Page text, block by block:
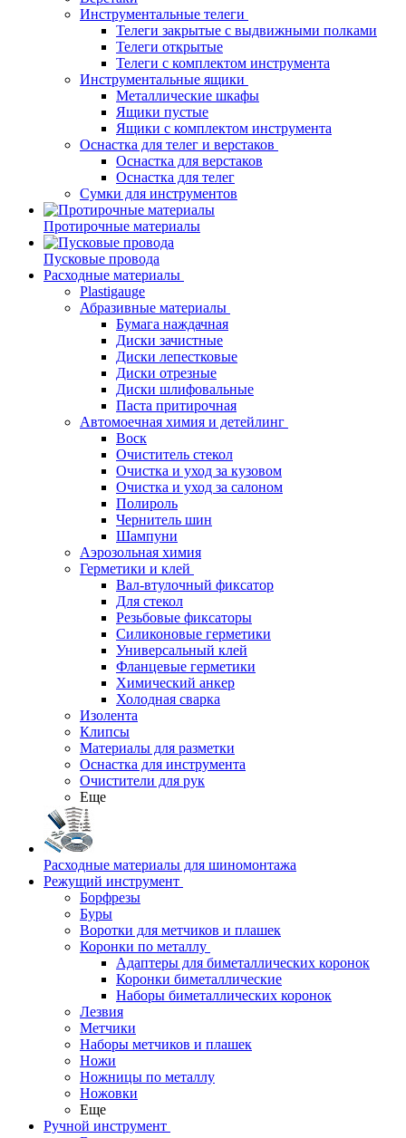
Инструментальные телеги
Телеги закрытые с выдвижными полками
Телеги открытые
Телеги с комплектом инструмента
Инструментальные ящики
Металлические шкафы
Ящики пустые
Ящики с комплектом инструмента
Оснастка для телег и верстаков
Оснастка для верстаков
Оснастка для телег
Сумки для инструментов
Протирочные материалы
Пусковые провода
Расходные материалы
Plastigauge
Абразивные материалы
Бумага наждачная
Диски зачистные
Диски лепестковые
Диски отрезные
Диски шлифовальные
Паста притирочная
Автомоечная химия и детейлинг
Воск
Очиститель стекол
Очистка и уход за кузовом
Очистка и уход за салоном
Полироль
Чернитель шин
Шампуни
Аэрозольная химия
Герметики и клей
Вал-втулочный фиксатор
Для стекол
Резьбовые фиксаторы
Силиконовые герметики
Универсальный клей
Фланцевые герметики
Химический анкер
Холодная сварка
Изолента
Клипсы
Материалы для разметки
Оснастка для инструмента
Очистители для рук
Еще
Расходные материалы для шиномонтажа
Режущий инструмент
Борфрезы
Буры
Воротки для метчиков и плашек
Коронки по металлу
Адаптеры для биметаллических коронок
Коронки биметаллические
Наборы биметаллических коронок
Лезвия
Метчики
Наборы метчиков и плашек
Ножи
Ножницы по металлу
Ножовки
Еще
Ручной инструмент